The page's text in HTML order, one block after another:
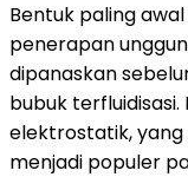
Bentuk paling
penerapan
dipanaskan
bubuk
elektrostatik, yang
menjadi populer